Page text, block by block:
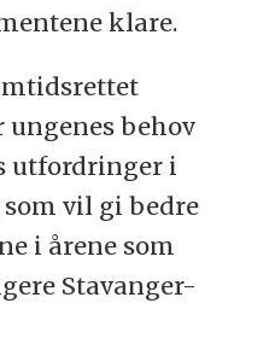
klare.
ungenes behov
utfordringer i
vil gi bedre
i årene som
Stavanger-